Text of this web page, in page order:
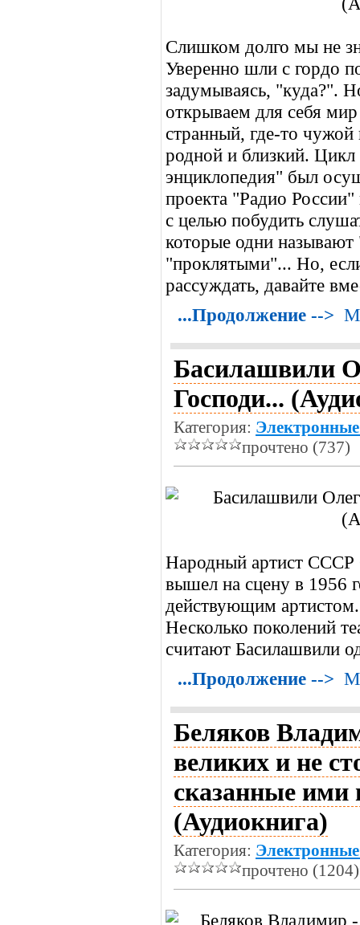
Слишком долго мы не
Уверенно шли с гордо
задумываясь, "куда?".
открываем для себя
странный, где-то
родной и близкий. Цикл
энциклопедия" был
проекта "Радио
с целью побудить
которые одни
"проклятыми"... Но,
рассуждать, давайте
...Продолжение -->
Басилашвили
Господи...
Категория:
прочтено (737)
Народный артист СССР
вышел на сцену в 1956
действующим
Несколько поколений
считают Басилашвили
...Продолжение -->
Беляков
великих и не
сказанные ими
(Аудиокнига)
Категория:
прочтено (1204)